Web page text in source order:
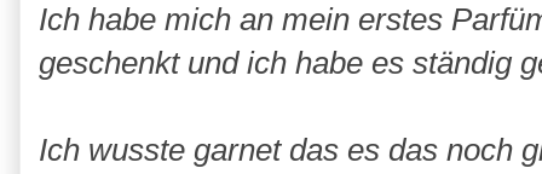
Ich habe mich an mein erstes
geschenkt und ich habe es ständig
Ich wusste garnet das es das noch